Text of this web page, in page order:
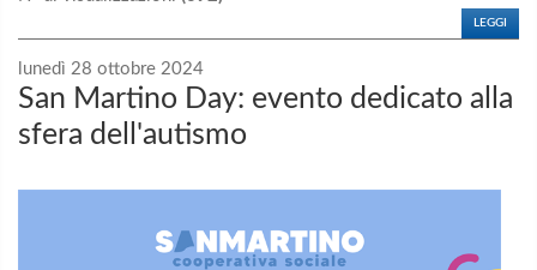
LEGGI
lunedì 28 ottobre 2024
San Martino Day: evento dedicato alla
sfera dell'autismo